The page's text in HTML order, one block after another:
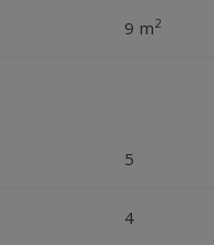
9 m2
5
4